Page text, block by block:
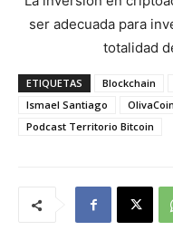
ser adecuada para
totalidad
ETIQUETAS Blockchain
Ismael Santiago
OlivaCoin
Podcast Territorio Bitcoin